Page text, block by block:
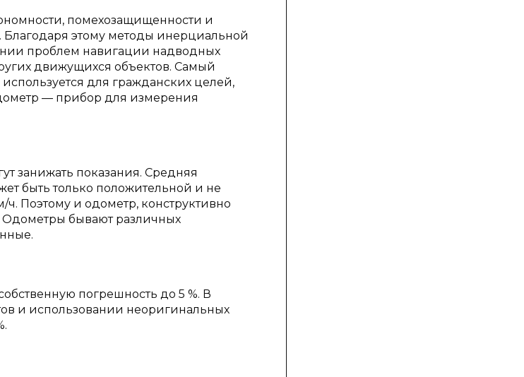
помехозащищенности и
этому методы инерциальной
проблем навигации надводных
движущихся объектов. Самый
для гражданских целей,
— прибор для измерения
занижать показания. Средняя
быть только положительной и не
Поэтому и одометр, конструктивно
Одометры бывают различных
погрешность до 5 %. В
и использовании неоригинальных